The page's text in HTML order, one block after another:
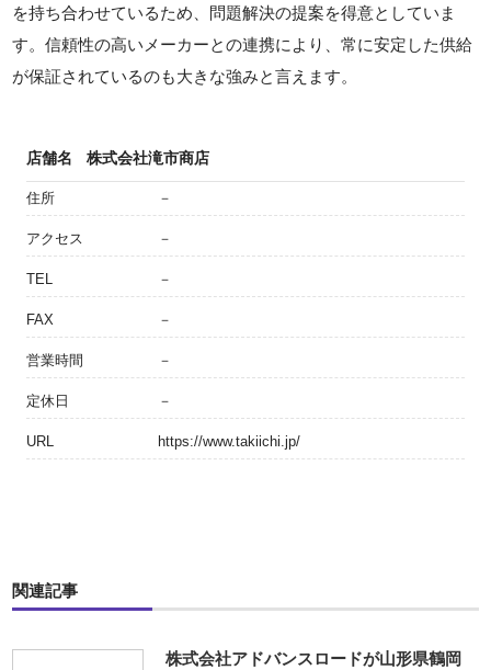
を持ち合わせているため、問題解決の提案を得意としていま
す。信頼性の高いメーカーとの連携により、常に安定した供給
が保証されているのも大きな強みと言えます。
店舗名 株式会社滝市商店
住所 －
アクセス －
TEL －
FAX －
営業時間 －
定休日 －
URL https://www.takiichi.jp/
関連記事
株式会社アドバンスロードが山形県鶴岡